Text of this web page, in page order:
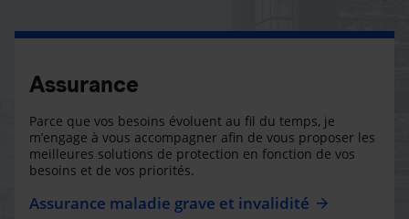
Assurance
Parce que vos besoins évoluent au fil du temps, je
m’engage à vous accompagner afin de vous proposer les
meilleures solutions de protection en fonction de vos
besoins et de vos priorités.
Assurance maladie grave et invalidité